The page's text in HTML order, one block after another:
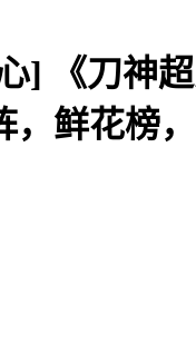
]
《刀神
，鲜花榜